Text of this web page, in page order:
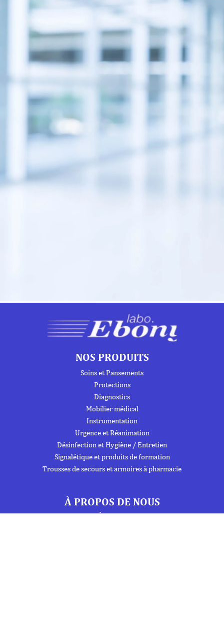
NOS PRODUITS
Soins et Pansements
Protections
Diagnostics
Mobilier médical
Instrumentation
Urgence et Réanimation
Désinfection et Hygiène / Entretien
Signalétique et produits de formation
Trousses de secours et armoires à pharmacie
À PROPOS DE NOUS
À propos